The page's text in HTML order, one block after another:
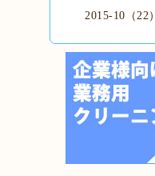
2015-10（22）